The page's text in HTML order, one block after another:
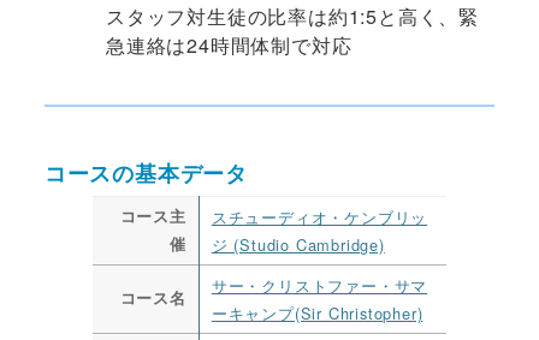
スタッフ対生徒の比率は約1:5と高く、緊
急連絡は24時間体制で対応
コースの基本データ
コース主
催
スチューディオ・ケンブリッ
ジ (Studio Cambridge)
コース名
サー・クリストファー・サマ
ーキャンプ(Sir Christopher)